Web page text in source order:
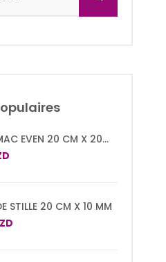
EVEN 20 CM X 20
STILLE 20 CM X 10 MM